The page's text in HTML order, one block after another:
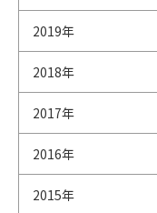
2019年
2018年
2017年
2016年
2015年